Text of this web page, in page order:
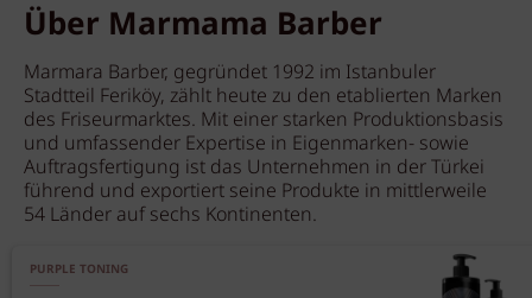
Über Marmama Barber
Marmara Barber, gegründet 1992 im Istanbuler
Stadtteil Feriköy, zählt heute zu den etablierten Marken
des Friseurmarktes. Mit einer starken Produktionsbasis
und umfassender Expertise in Eigenmarken- sowie
Auftragsfertigung ist das Unternehmen in der Türkei
führend und exportiert seine Produkte in mittlerweile
54 Länder auf sechs Kontinenten.
PURPLE TONING